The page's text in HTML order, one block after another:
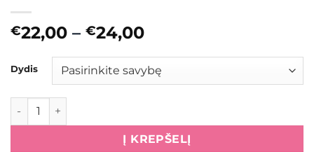
€22,00 – €24,00Price
€22,00
through
Dydis
produkto kiekis: Apatinukas su nėrinukais apačioje,
Į KREPŠELĮ